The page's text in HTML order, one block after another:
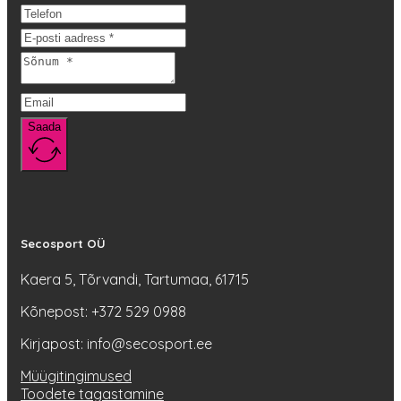
Saada
Secosport OÜ
Kaera 5, Tõrvandi, Tartumaa, 61715
Kõnepost: +372 529 0988
Kirjapost: info@secosport.ee
Müügitingimused
Toodete tagastamine